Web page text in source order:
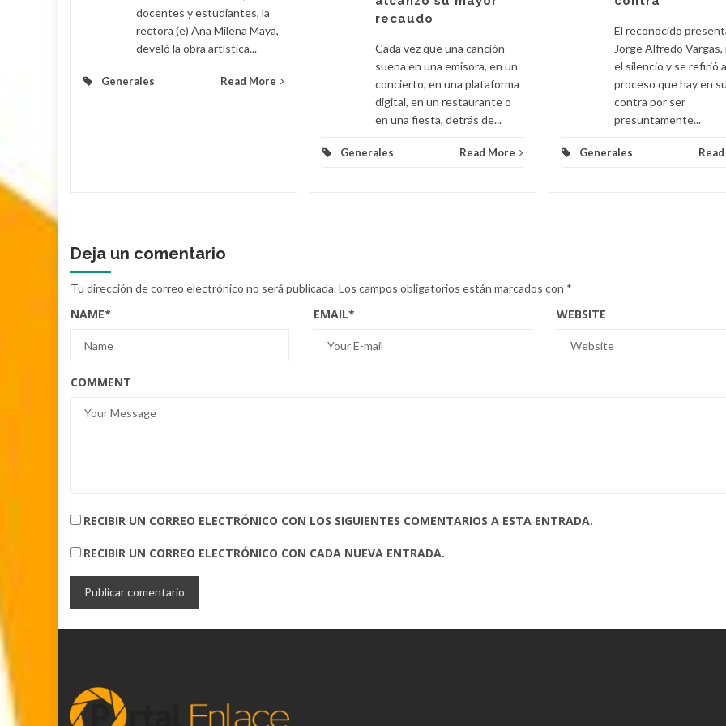
docentes y estudiantes, la
rectora (e) Ana Milena Maya,
develó la obra artística...
Generales Read More
recaudo
Cada vez que una canción
suena en una emisora, en un
concierto, en una plataforma
digital, en un restaurante o
en una fiesta, detrás de...
Generales Read More
El reconocido
Jorge Alfredo Vargas,
el silencio y se refirió
proceso que hay en su
contra por ser
presuntamente...
Generales
Deja un comentario
Tu dirección de correo electrónico no será publicada.Los campos obligatorios están marcados con *
NAME* EMAIL* WEBSITE
COMMENT
RECIBIR UN CORREO ELECTRÓNICO CON LOS SIGUIENTES COMENTARIOS A ESTA ENTRADA.
RECIBIR UN CORREO ELECTRÓNICO CON CADA NUEVA ENTRADA.